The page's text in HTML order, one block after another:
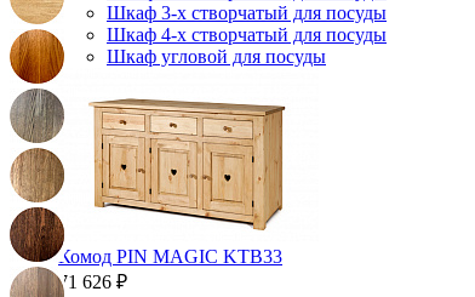
Шкаф 3-х створчатый для посуды
Шкаф 4-х створчатый для посуды
Шкаф угловой для посуды
Комод PIN MAGIC KTB33
71 626 ₽